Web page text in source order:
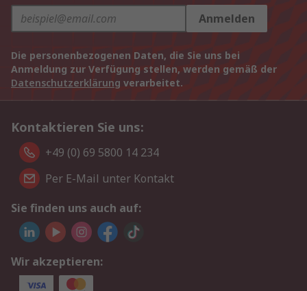
Anmelden
Die personenbezogenen Daten, die Sie uns bei
Anmeldung zur Verfügung stellen, werden gemäß der
Datenschutzerklärung verarbeitet.
Kontaktieren Sie uns:
+49 (0) 69 5800 14 234
Per E-Mail unter Kontakt
Sie finden uns auch auf:
Wir akzeptieren: